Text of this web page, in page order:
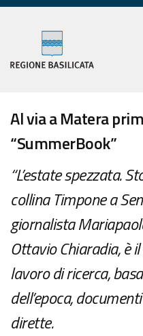
Al via a Matera
“SummerBook”
“L’estate spezzata.
collina Timpone a
giornalista
Ottavio Chiaradia, è
lavoro di ricerca,
dell’epoca,
dirette.